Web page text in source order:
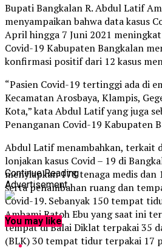
Bupati Bangkalan R. Abdul Latif
menyampaikan bahwa data kasus
April hingga 7 Juni 2021
Covid-19 Kabupaten Bangkalan
konfirmasi positif dari 12 kasus
“Pasien Covid-19 tertinggi ada di
Kecamatan Arosbaya, Klampis,
Kota,” kata Abdul Latif yang juga
Penanganan Covid-19 Kabupaten
Abdul Latif menambahkan, terkait
lonjakan kasus Covid – 19 di
menyiapkan 178 tenaga medis dan
serta penambahan ruang dan
Covid-19. Sebanyak 150 tempat
Ambami Ratoh Ebu yang saat ini
tempat di Balai Diklat terpakai 35
(BLK) 30 tempat tidur terpakai 17
Continue Reading
Advertisement
You may like